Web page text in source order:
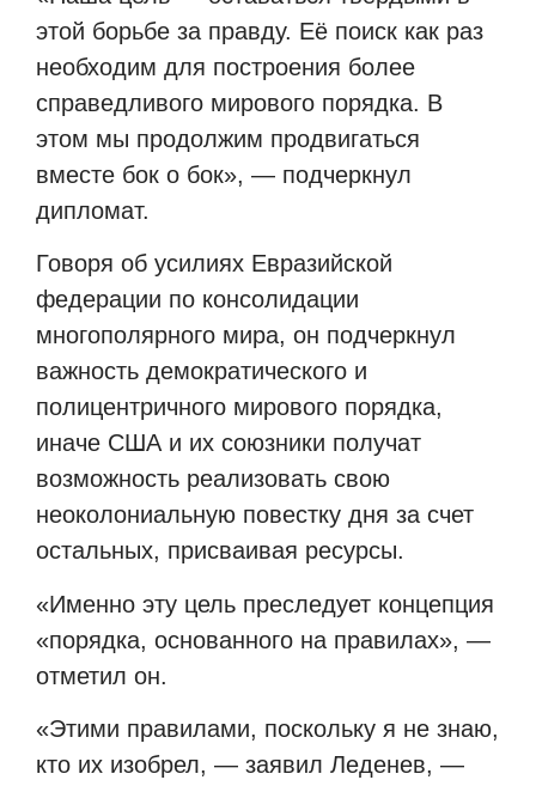
этой борьбе за правду. Её поиск как раз
необходим для построения более
справедливого мирового порядка. В
этом мы продолжим продвигаться
вместе бок о бок», — подчеркнул
дипломат.
Говоря об усилиях Евразийской
федерации по консолидации
многополярного мира, он подчеркнул
важность демократического и
полицентричного мирового порядка,
иначе США и их союзники получат
возможность реализовать свою
неоколониальную повестку дня за счет
остальных, присваивая ресурсы.
«Именно эту цель преследует концепция
«порядка, основанного на правилах», —
отметил он.
«Этими правилами, поскольку я не знаю,
кто их изобрел, — заявил Леденев, —